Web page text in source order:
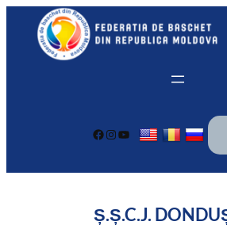
Перейти
содержимому
Facebook Instagram YouTube
П
и
Ș.Ș.C.J.